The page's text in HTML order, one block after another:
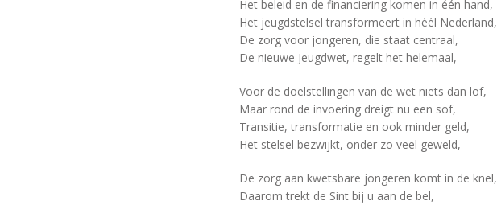
Het beleid en de financiering komen in één hand,
Het jeugdstelsel transformeert in héél Nederland,
De zorg voor jongeren, die staat centraal,
De nieuwe Jeugdwet, regelt het helemaal,
Voor de doelstellingen van de wet niets dan lof,
Maar rond de invoering dreigt nu een sof,
Transitie, transformatie en ook minder geld,
Het stelsel bezwijkt, onder zo veel geweld,
De zorg aan kwetsbare jongeren komt in de knel,
Daarom trekt de Sint bij u aan de bel,